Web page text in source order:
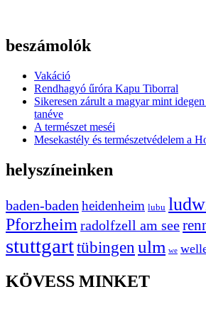
beszámolók
Vakáció
Rendhagyó űróra Kapu Tiborral
Sikeresen zárult a magyar mint
tanéve
A természet meséi
Mesekastély és természetvédelem a
helyszíneinken
baden-baden heidenheim lubu
Pforzheim radolfzell am see
stuttgarttübingen ulm we
KÖVESS MINKET